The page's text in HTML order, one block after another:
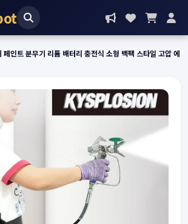
인트 분무기 리튬 배터리 충전식 소형 백팩 스타일 고압 에